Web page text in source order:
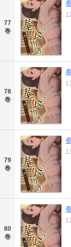
77
巻
78
巻
79
巻
80
巻